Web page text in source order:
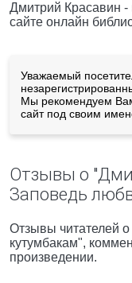
Дмитрий Красавин -
сайте онлайн
Уважаемый
Мы рекомендуем
сайт под своим
Отзывы о
Заповедь
Отзывы читателей
кутумбакам",
произведении.